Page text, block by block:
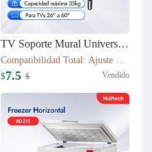
TV Soporte Mural Universal 26"-60" | 35kg Capacidad | T50S
Compatibilidad Total: Ajuste perfecto para TVs 26" a 60" Robustez Industrial: Capacidad máxima 35kg con chasis de acero 1.1mm
$7.5 $ Vendido